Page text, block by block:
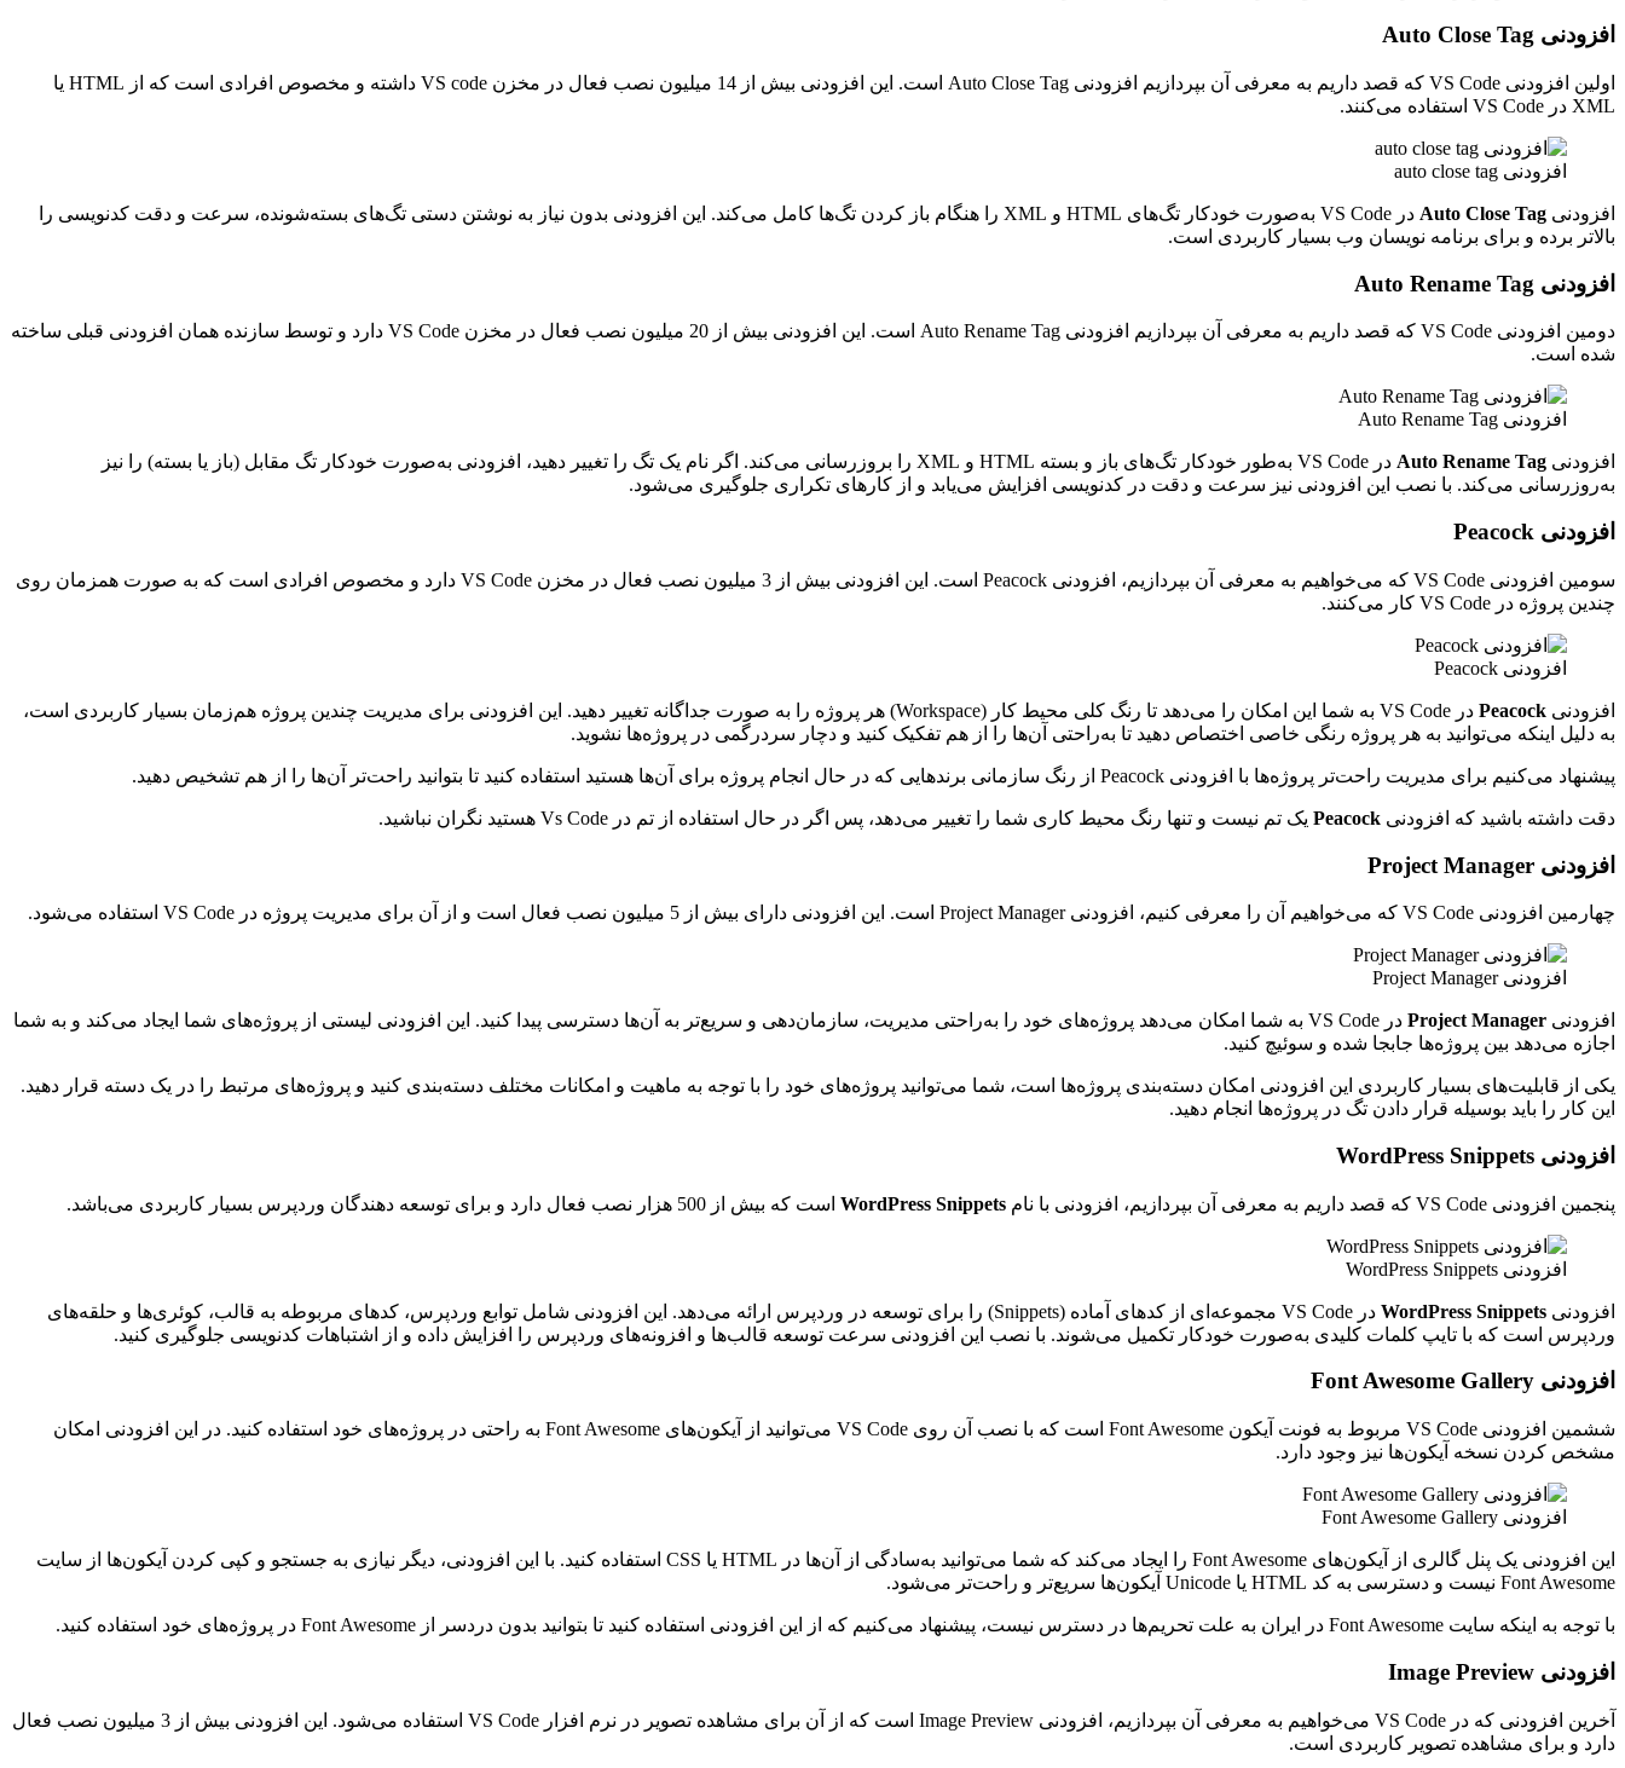
افزودنی Auto Close Tag
اولین افزودنی VS Code که قصد داریم به معرفی آن بپردازیم افزودنی Auto Close Tag است. این افزودنی بیش از 14 میلیون نصب فعال در مخزن VS code داشته و مخصوص افرادی است که از HTML یا
XML در VS Code استفاده می‌کنند.
افزودنی auto close tag
افزودنی Auto Close Tag
در VS Code به‌صورت خودکار تگ‌های HTML و XML را هنگام باز کردن تگ‌ها کامل می‌کند. این افزودنی بدون نیاز به نوشتن دستی تگ‌های بسته‌شونده، سرعت و دقت کدنویسی را
بالاتر برده و برای برنامه نویسان وب بسیار کاربردی است.
افزودنی Auto Rename Tag
دومین افزودنی VS Code که قصد داریم به معرفی آن بپردازیم افزودنی Auto Rename Tag است. این افزودنی بیش از 20 میلیون نصب فعال در مخزن VS Code دارد و توسط سازنده همان افزودنی قبلی ساخته
شده است.
افزودنی Auto Rename Tag
افزودنی Auto Rename Tag
در VS Code به‌طور خودکار تگ‌های باز و بسته HTML و XML را بروزرسانی می‌کند. اگر نام یک تگ را تغییر دهید، افزودنی به‌صورت خودکار تگ مقابل (باز یا بسته) را نیز
به‌روزرسانی می‌کند. با نصب این افزودنی نیز سرعت و دقت در کدنویسی افزایش می‌یابد و از کارهای تکراری جلوگیری می‌شود.
افزودنی Peacock
سومین افزودنی VS Code که می‌خواهیم به معرفی آن بپردازیم، افزودنی Peacock است. این افزودنی بیش از 3 میلیون نصب فعال در مخزن VS Code دارد و مخصوص افرادی است که به صورت همزمان روی
چندین پروژه در VS Code کار می‌کنند.
افزودنی Peacock
افزودنی Peacock
در VS Code به شما این امکان را می‌دهد تا رنگ کلی محیط کار (Workspace) هر پروژه را به صورت جداگانه تغییر دهید. این افزودنی برای مدیریت چندین پروژه هم‌زمان بسیار کاربردی است،
به دلیل اینکه می‌توانید به هر پروژه رنگی خاصی اختصاص دهید تا به‌راحتی آن‌ها را از هم تفکیک کنید و دچار سردرگمی در پروژه‌ها نشوید.
پیشنهاد می‌کنیم برای مدیریت راحت‌تر پروژه‌ها با افزودنی Peacock از رنگ سازمانی برندهایی که در حال انجام پروژه برای آن‌ها هستید استفاده کنید تا بتوانید راحت‌تر آن‌ها را از هم تشخیص دهید.
دقت داشته باشید که افزودنی Peacock یک تم نیست و تنها رنگ محیط کاری شما را تغییر می‌دهد، پس اگر در حال استفاده از تم در Vs Code هستید نگران نباشید.
افزودنی Project Manager
چهارمین افزودنی VS Code که می‌خواهیم آن را معرفی کنیم، افزودنی Project Manager است. این افزودنی دارای بیش از 5 میلیون نصب فعال است و از آن برای مدیریت پروژه در VS Code استفاده می‌شود.
افزودنی Project Manager
افزودنی Project Manager
در VS Code به شما امکان می‌دهد پروژه‌های خود را به‌راحتی مدیریت، سازمان‌دهی و سریع‌تر به آن‌ها دسترسی پیدا کنید. این افزودنی لیستی از پروژه‌های شما ایجاد می‌کند و به شما
اجازه می‌دهد بین پروژه‌ها جابجا شده و سوئیچ کنید.
یکی از قابلیت‌های بسیار کاربردی این افزودنی امکان دسته‌بندی پروژه‌ها است، شما می‌توانید پروژه‌های خود را با توجه به ماهیت و امکانات مختلف دسته‌بندی کنید و پروژه‌های مرتبط را در یک دسته قرار دهید.
این کار را باید بوسیله قرار دادن تگ در پروژه‌ها انجام دهید.
افزودنی WordPress Snippets
پنجمین افزودنی VS Code که قصد داریم به معرفی آن بپردازیم، افزودنی با نام WordPress Snippets است که بیش از 500 هزار نصب فعال دارد و برای توسعه دهندگان وردپرس بسیار کاربردی می‌باشد.
افزودنی WordPress Snippets
افزودنی WordPress Snippets
در VS Code مجموعه‌ای از کدهای آماده (Snippets) را برای توسعه در وردپرس ارائه می‌دهد. این افزودنی شامل توابع وردپرس، کدهای مربوطه به قالب، کوئری‌ها و حلقه‌های
وردپرس است که با تایپ کلمات کلیدی به‌صورت خودکار تکمیل می‌شوند. با نصب این افزودنی سرعت توسعه قالب‌ها و افزونه‌های وردپرس را افزایش داده و از اشتباهات کدنویسی جلوگیری کنید.
افزودنی Font Awesome Gallery
ششمین افزودنی VS Code مربوط به فونت آیکون Font Awesome است که با نصب آن روی VS Code می‌توانید از آیکون‌های Font Awesome به راحتی در پروژه‌های خود استفاده کنید. در این افزودنی امکان
مشخص کردن نسخه آیکون‌ها نیز وجود دارد.
افزودنی Font Awesome Gallery
این افزودنی یک پنل گالری از آیکون‌های Font Awesome را ایجاد می‌کند که شما می‌توانید به‌سادگی از آن‌ها در HTML یا CSS استفاده کنید. با این افزودنی، دیگر نیازی به جستجو و کپی کردن آیکون‌ها از سایت
Font Awesome نیست و دسترسی به کد HTML یا Unicode آیکون‌ها سریع‌تر و راحت‌تر می‌شود.
با توجه به اینکه سایت Font Awesome در ایران به علت تحریم‌ها در دسترس نیست، پیشنهاد می‌کنیم که از این افزودنی استفاده کنید تا بتوانید بدون دردسر از Font Awesome در پروژه‌های خود استفاده کنید.
افزودنی Image Preview
آخرین افزودنی که در VS Code می‌خواهیم به معرفی آن بپردازیم، افزودنی Image Preview است که از آن برای مشاهده تصویر در نرم افزار VS Code استفاده می‌شود. این افزودنی بیش از 3 میلیون نصب فعال
دارد و برای مشاهده تصویر کاربردی است.